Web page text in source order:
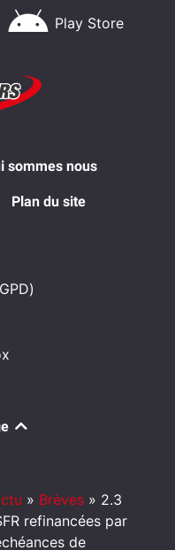
Play Store
sommes nous
Plan du site
» Brèves » 2.3
refinancées par
de